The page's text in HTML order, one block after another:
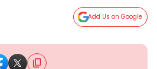
Add Us on Google